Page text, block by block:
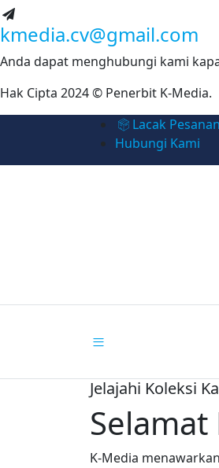
kmedia.cv@gmail.com
Anda dapat menghubungi kami
Hak Cipta 2024 © Penerbit K-Media.
Lacak Pesanan
Hubungi Kami
Jelajahi Koleksi
K-Media